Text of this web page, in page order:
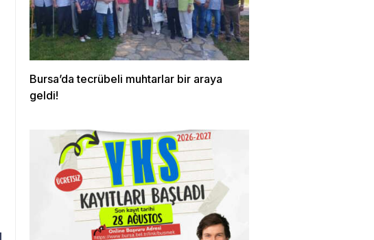
Bursa’da tecrübeli muhtarlar bir araya
geldi!